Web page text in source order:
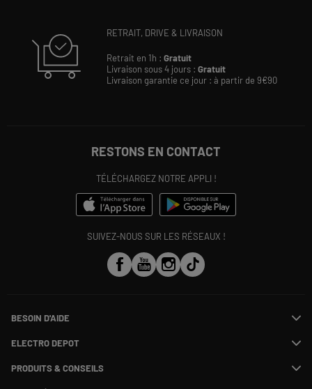
RETRAIT, DRIVE & LIVRAISON
Retrait en 1h : Gratuit
Livraison sous 4 jours : Gratuit
Livraison garantie ce jour : à partir de 9€90
RESTONS EN CONTACT
TÉLÉCHARGEZ NOTRE APPLI !
SUIVEZ-NOUS SUR LES RÉSEAUX !
BESOIN D'AIDE
Suivre ma commande
SAV
ELECTRO DEPOT
PRODUITS & CONSEILS